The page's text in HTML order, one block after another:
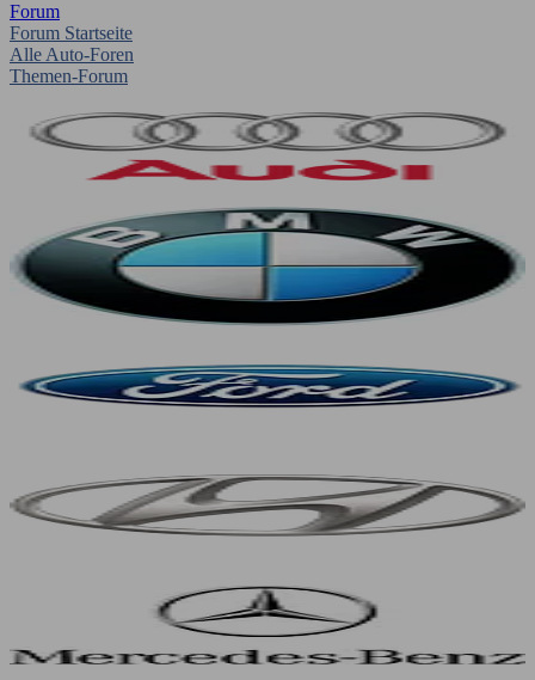
Forum
Forum Startseite
Alle Auto-Foren
Themen-Forum